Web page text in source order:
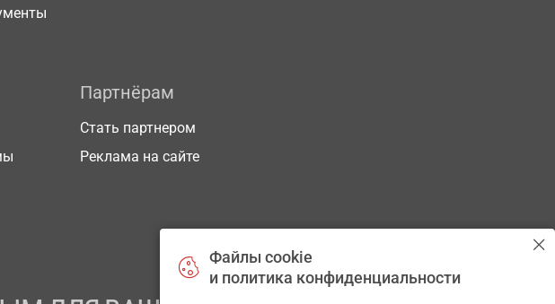
Партнёрам
Стать партнером
Реклама на сайте
Файлы cookie
и политика конфиденциальности